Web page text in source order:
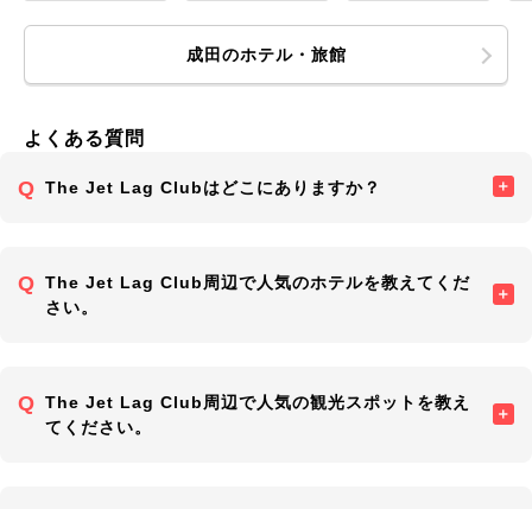
成田のホテル・旅館
よくある質問
The Jet Lag Clubはどこにありますか？
The Jet Lag Club周辺で人気のホテルを教えてくだ
さい。
The Jet Lag Club周辺で人気の観光スポットを教え
てください。